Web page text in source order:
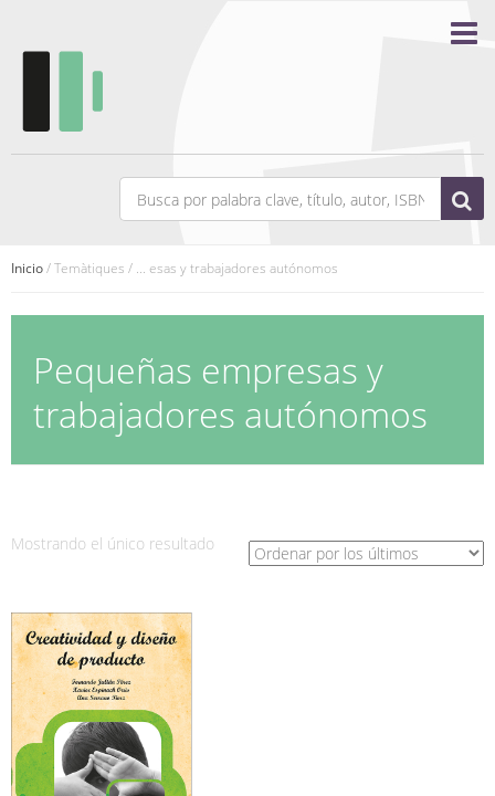
Inicio/ Temàtiques / ... esas y trabajadores autónomos
Pequeñas empresas y
trabajadores autónomos
Mostrando el único resultado